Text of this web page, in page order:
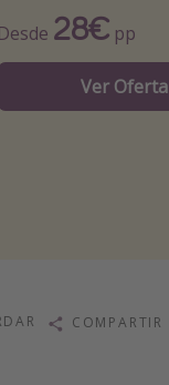
Desde 28€ pp
Ver Oferta
COMPARTIR